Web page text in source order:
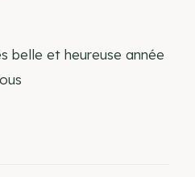
belle et heureuse année